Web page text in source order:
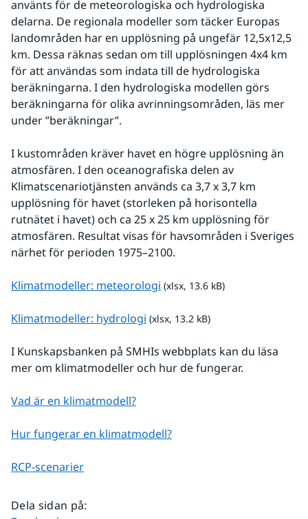
använts för de meteorologiska och hydrologiska
delarna. De regionala modeller som täcker Europas
landområden har en upplösning på ungefär 12,5x12,5
km. Dessa räknas sedan om till upplösningen 4x4 km
för att användas som indata till de hydrologiska
beräkningarna. I den hydrologiska modellen görs
beräkningarna för olika avrinningsområden, läs mer
under ”beräkningar”.
I kustområden kräver havet en högre upplösning än
atmosfären. I den oceanografiska delen av
Klimatscenariotjänsten används ca 3,7 x 3,7 km
upplösning för havet (storleken på horisontella
rutnätet i havet) och ca 25 x 25 km upplösning för
atmosfären. Resultat visas för havsområden i Sveriges
närhet för perioden 1975–2100.
Klimatmodeller: meteorologi xlsx, 13.6 kB.
(xlsx, 13.6 kB)
Klimatmodeller: hydrologi xlsx, 13.2 kB.
(xlsx, 13.2 kB)
I Kunskapsbanken på SMHIs webbplats kan du läsa
mer om klimatmodeller och hur de fungerar.
Vad är en klimatmodell?
Hur fungerar en klimatmodell?
RCP-scenarier
Dela sidan på: